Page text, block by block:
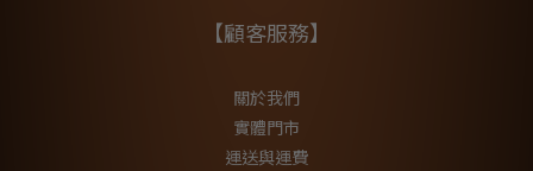
【顧客服務】
關於我們
實體門市
運送與運費